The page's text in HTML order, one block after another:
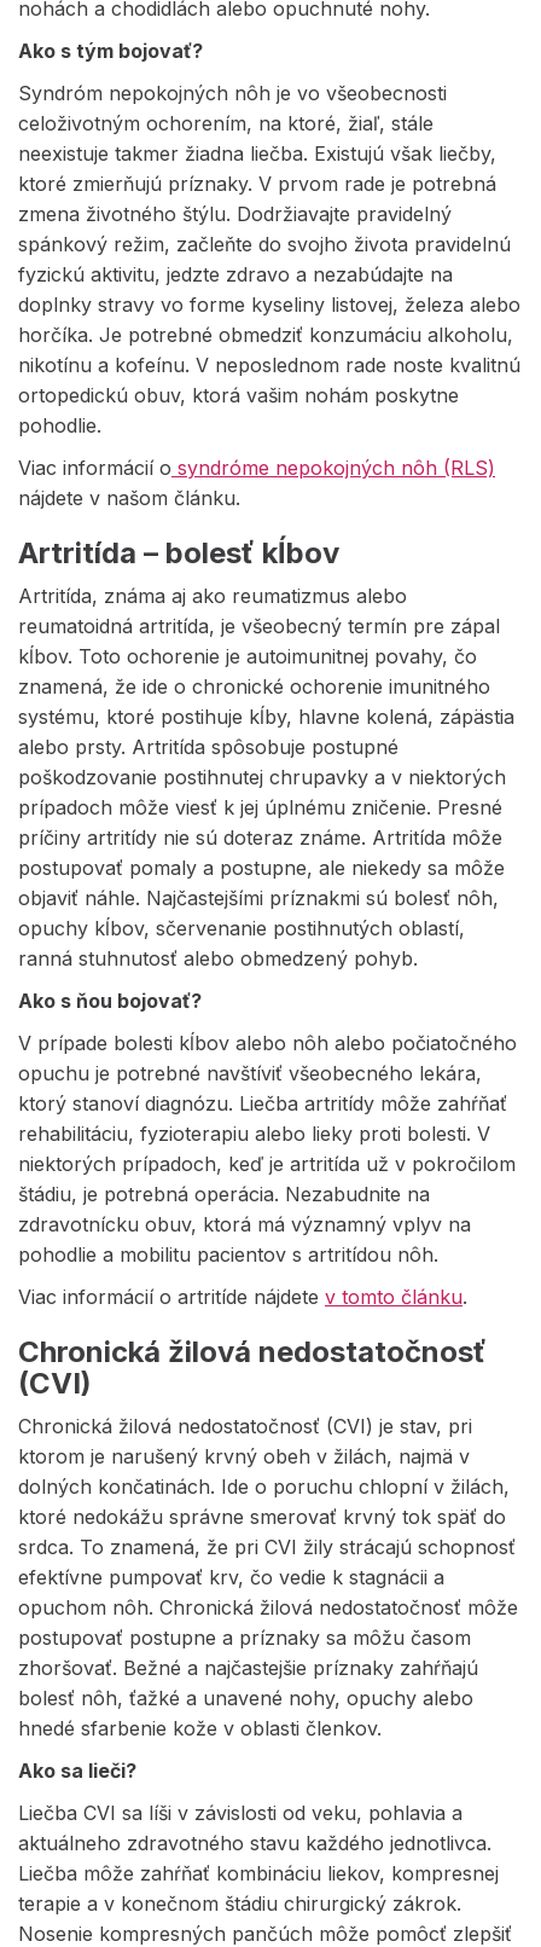
nohách a chodidlách alebo opuchnuté nohy.
Ako s tým bojovať?
Syndróm nepokojných nôh je vo všeobecnosti
celoživotným ochorením, na ktoré, žiaľ, stále
neexistuje takmer žiadna liečba. Existujú však liečby,
ktoré zmierňujú príznaky. V prvom rade je potrebná
zmena životného štýlu. Dodržiavajte pravidelný
spánkový režim, začleňte do svojho života pravidelnú
fyzickú aktivitu, jedzte zdravo a nezabúdajte na
doplnky stravy vo forme kyseliny listovej, železa alebo
horčíka. Je potrebné obmedziť konzumáciu alkoholu,
nikotínu a kofeínu. V neposlednom rade noste kvalitnú
ortopedickú obuv, ktorá vašim nohám poskytne
pohodlie.
Viac informácií o syndróme nepokojných nôh (RLS)
nájdete v našom článku.
Artritída – bolesť kĺbov
Artritída, známa aj ako reumatizmus alebo
reumatoidná artritída, je všeobecný termín pre zápal
kĺbov. Toto ochorenie je autoimunitnej povahy, čo
znamená, že ide o chronické ochorenie imunitného
systému, ktoré postihuje kĺby, hlavne kolená, zápästia
alebo prsty. Artritída spôsobuje postupné
poškodzovanie postihnutej chrupavky a v niektorých
prípadoch môže viesť k jej úplnému zničenie. Presné
príčiny artritídy nie sú doteraz známe. Artritída môže
postupovať pomaly a postupne, ale niekedy sa môže
objaviť náhle. Najčastejšími príznakmi sú bolesť nôh,
opuchy kĺbov, sčervenanie postihnutých oblastí,
ranná stuhnutosť alebo obmedzený pohyb.
Ako s ňou bojovať?
V prípade bolesti kĺbov alebo nôh alebo počiatočného
opuchu je potrebné navštíviť všeobecného lekára,
ktorý stanoví diagnózu. Liečba artritídy môže zahŕňať
rehabilitáciu, fyzioterapiu alebo lieky proti bolesti. V
niektorých prípadoch, keď je artritída už v pokročilom
štádiu, je potrebná operácia. Nezabudnite na
zdravotnícku obuv, ktorá má významný vplyv na
pohodlie a mobilitu pacientov s artritídou nôh.
Viac informácií o artritíde nájdete v tomto článku.
Chronická žilová nedostatočnosť
(CVI)
Chronická žilová nedostatočnosť (CVI) je stav, pri
ktorom je narušený krvný obeh v žilách, najmä v
dolných končatinách. Ide o poruchu chlopní v žilách,
ktoré nedokážu správne smerovať krvný tok späť do
srdca. To znamená, že pri CVI žily strácajú schopnosť
efektívne pumpovať krv, čo vedie k stagnácii a
opuchom nôh. Chronická žilová nedostatočnosť môže
postupovať postupne a príznaky sa môžu časom
zhoršovať. Bežné a najčastejšie príznaky zahŕňajú
bolesť nôh, ťažké a unavené nohy, opuchy alebo
hnedé sfarbenie kože v oblasti členkov.
Ako sa lieči?
Liečba CVI sa líši v závislosti od veku, pohlavia a
aktuálneho zdravotného stavu každého jednotlivca.
Liečba môže zahŕňať kombináciu liekov, kompresnej
terapie a v konečnom štádiu chirurgický zákrok.
Nosenie kompresných pančúch môže pomôcť zlepšiť